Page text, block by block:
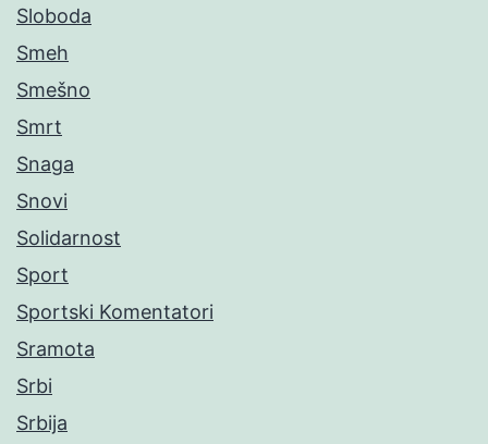
Sloboda
Smeh
Smešno
Smrt
Snaga
Snovi
Solidarnost
Sport
Sportski Komentatori
Sramota
Srbi
Srbija